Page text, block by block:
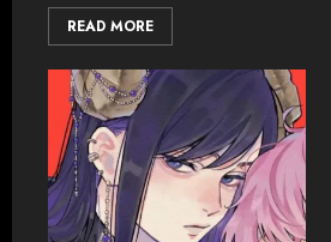
READ MORE